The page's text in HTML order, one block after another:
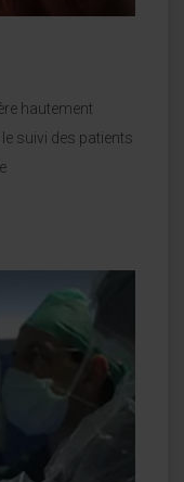
hautement
suivi des patients